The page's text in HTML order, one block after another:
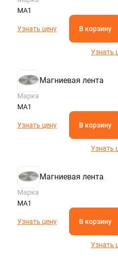
KALININGRAD@STALTEKA.RU
МА1
Узнать цену В корзину
Узнать
Магниевая лента
Марка
МА1
Узнать цену В корзину
Узнать
Магниевая лента
Марка
МА1
Узнать цену В корзину
Узнать